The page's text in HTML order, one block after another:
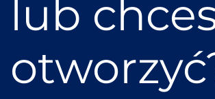
lub